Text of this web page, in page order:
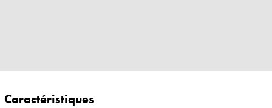
Caractéristiques